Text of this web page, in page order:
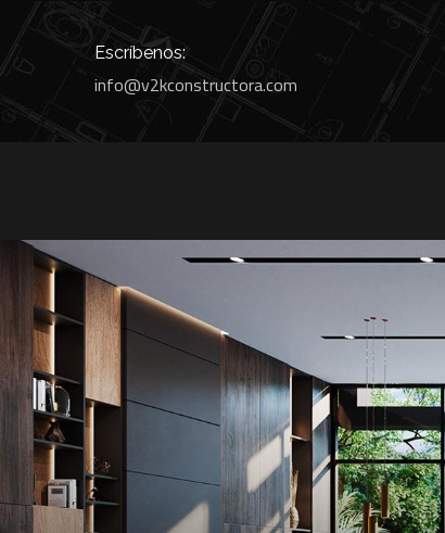
Escríbenos:
info@v2kconstructora.com